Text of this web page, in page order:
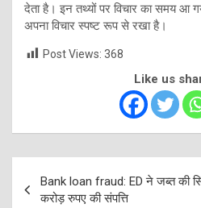
देता है। इन तथ्यों पर विचार का समय आ
अपना विचार स्पष्ट रूप से रखा है।
Post Views: 368
Like us
navigation
Bank loan fraud: ED ने जब्‍त की
करोड़ रुपए की संपत्ति